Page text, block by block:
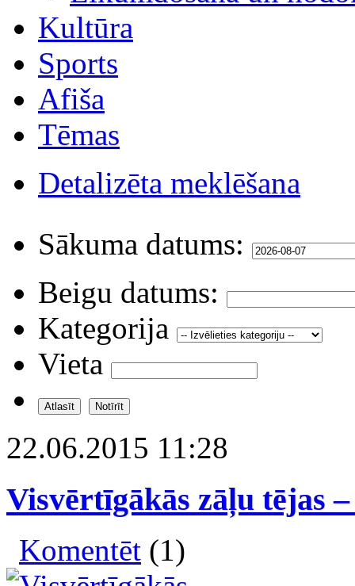
Kultūra
Sports
Afiša
Tēmas
Detalizēta meklēšana
Sākuma datums:
Beigu datums:
Kategorija
Vieta
22.06.2015 11:28
Visvērtīgākās zāļu tējas
Komentēt (1)